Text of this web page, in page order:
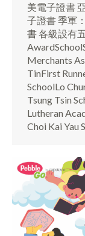
美電子證書
子證書 季軍
書 各級設有
Merchants
TinFirst
SchoolLo
Tsung Tsin
Lutheran
Choi Kai Yau